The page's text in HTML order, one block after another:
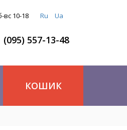
вс 10-18 Ru Ua
(095) 557-13-48
КОШИК